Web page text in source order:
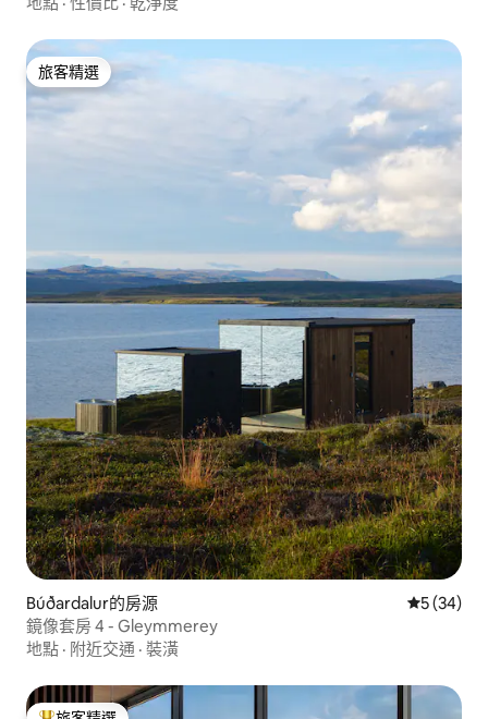
旅客精選
旅客精選
Búðardalur的房源 從 34 則評
5 (34)
鏡像套房 4 - Gleymmerey
地點 · 附近交通 · 裝潢